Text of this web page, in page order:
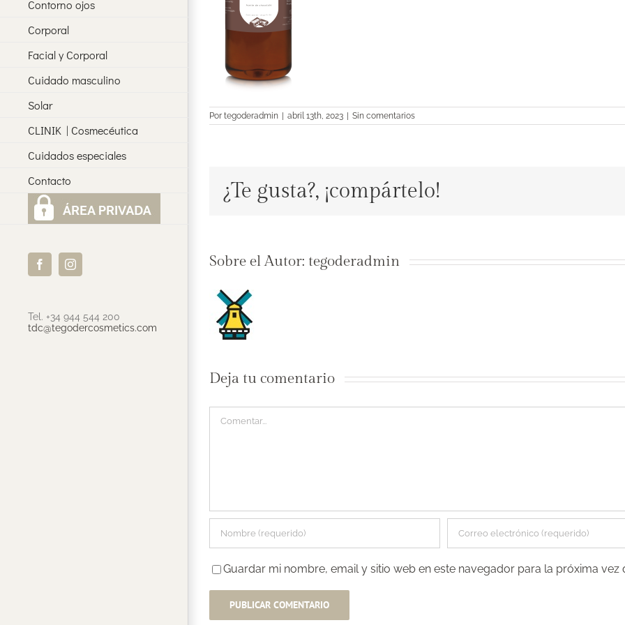
Contorno ojos
Corporal
Facial y Corporal
Cuidado masculino
Solar
CLINIK | Cosmecéutica
Cuidados especiales
Contacto
FacebookInstagram
Tel. +34 944 544 200
tdc@tegodercosmetics.com
Por tegoderadmin abril 13th, 2023 Sin comentarios
¿Te gusta?, ¡compártelo!
Sobre el Autor: tegoderadmin
Deja tu comentario
Guardar mi nombre, email y sitio web en este navegador para la próxima vez